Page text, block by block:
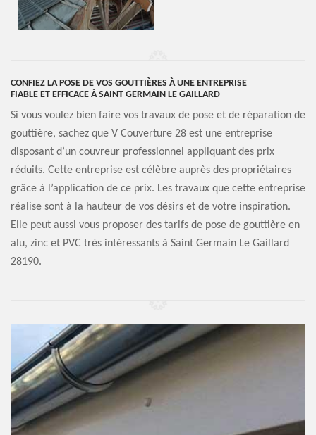
CONFIEZ LA POSE DE VOS GOUTTIÈRES À UNE ENTREPRISE
FIABLE ET EFFICACE À SAINT GERMAIN LE GAILLARD
Si vous voulez bien faire vos travaux de pose et de réparation de
gouttière, sachez que V Couverture 28 est une entreprise
disposant d’un couvreur professionnel appliquant des prix
réduits. Cette entreprise est célèbre auprès des propriétaires
grâce à l’application de ce prix. Les travaux que cette entreprise
réalise sont à la hauteur de vos désirs et de votre inspiration.
Elle peut aussi vous proposer des tarifs de pose de gouttière en
alu, zinc et PVC très intéressants à Saint Germain Le Gaillard
28190.